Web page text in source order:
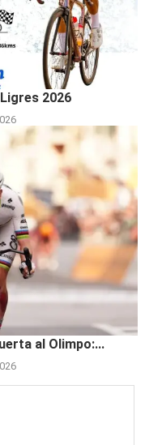
2026
al Olimpo:...